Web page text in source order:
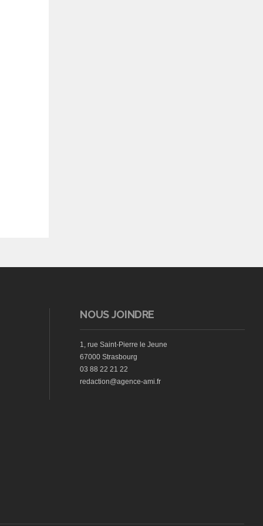
NOUS JOINDRE
1, rue Saint-Pierre le Jeune
67000 Strasbourg
03 88 22 21 22
redaction@agence-ami.fr